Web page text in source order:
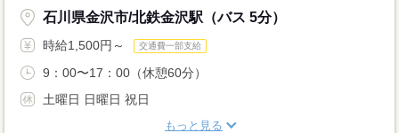
石川県金沢市/北鉄金沢駅（バス 5分）
時給1,500円～ 交通費一部支給
9：00〜17：00（休憩60分）
土曜日 日曜日 祝日
もっと見る